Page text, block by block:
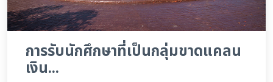
การรับนักศึกษาที่เป็นกลุ่มขาดแคลน
เงิน...